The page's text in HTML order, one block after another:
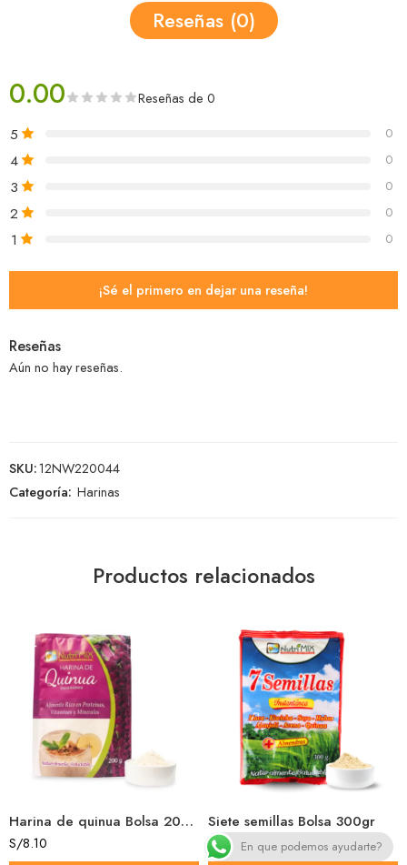
Reseñas (0)
0.00 Reseñas de 0
5 0
4 0
3 0
2 0
1 0
¡Sé el primero en dejar una reseña!
Reseñas
Aún no hay reseñas.
SKU:12NW220044
Categoría: Harinas
Productos relacionados
Harina de quinua Bolsa 200gr
S/8.10
Siete semillas Bolsa 300gr
S/6.80En que podemos ayudarte?